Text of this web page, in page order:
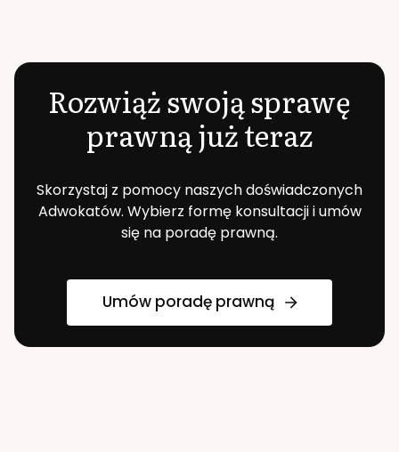
Rozwiąż swoją sprawę
prawną już teraz
Skorzystaj z pomocy naszych doświadczonych
Adwokatów. Wybierz formę konsultacji i umów
się na poradę prawną.
Umów poradę prawną